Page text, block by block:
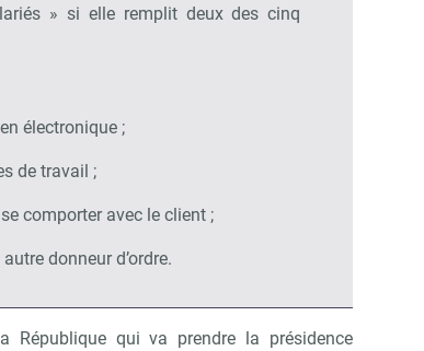
» si elle remplit deux des cinq
électronique ;
de travail ;
comporter avec le client ;
donneur d’ordre.
République qui va prendre la présidence